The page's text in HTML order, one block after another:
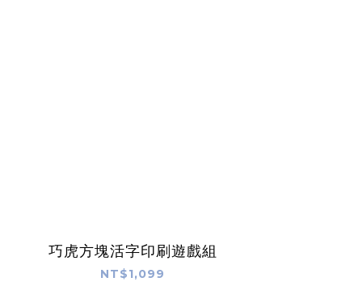
巧虎方塊活字印刷遊戲組
NT$1,099